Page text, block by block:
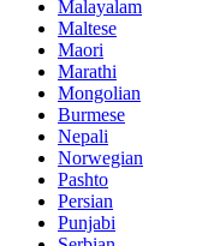
Malayalam
Maltese
Maori
Marathi
Mongolian
Burmese
Nepali
Norwegian
Pashto
Persian
Punjabi